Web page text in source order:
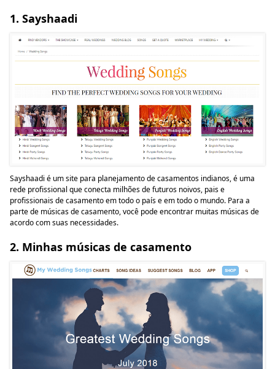
1. Sayshaadi
Sayshaadi é um site para planejamento de casamentos indianos, é uma
rede profissional que conecta milhões de futuros noivos, pais e
profissionais de casamento em todo o país e em todo o mundo. Para a
parte de músicas de casamento, você pode encontrar muitas músicas de
acordo com suas necessidades.
2. Minhas músicas de casamento